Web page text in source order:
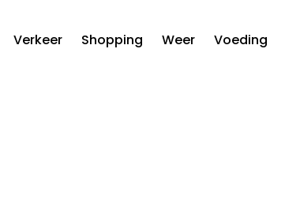
Verkeer Shopping Weer Voeding